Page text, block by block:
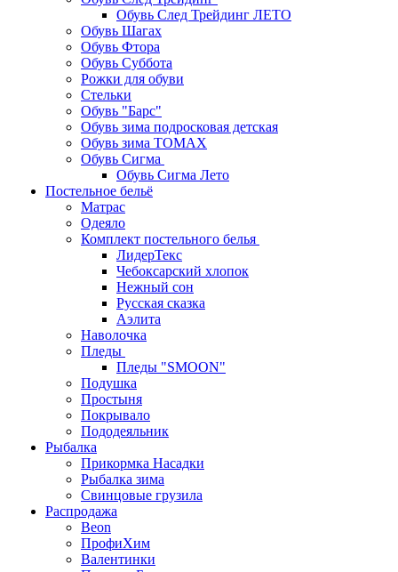
Обувь След Трейдинг ЛЕТО
Обувь Шагах
Обувь Фтора
Обувь Суббота
Рожки для обуви
Стельки
Обувь "Барс"
Обувь зима подросковая детская
Обувь зима ТОМАХ
Обувь Сигма
Обувь Сигма Лето
Постельное бельё
Матрас
Одеяло
Комплект постельного белья
ЛидерТекс
Чебоксарский хлопок
Нежный сон
Русская сказка
Аэлита
Наволочка
Пледы
Пледы "SMOON"
Подушка
Простыня
Покрывало
Пододеяльник
Рыбалка
Прикормка Насадки
Рыбалка зима
Свинцовые грузила
Распродажа
Beon
ПрофиХим
Валентинки